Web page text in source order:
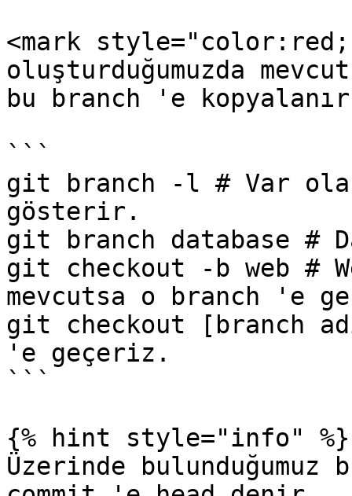
<mark
oluşturduğumuzda
bu branch 'e
```
git branch -l # Var
gösterir.
git branch database #
git checkout -b web #
mevcutsa o branch 'e
git checkout [branch
'e geçeriz.
```
{% hint style="info" %}
Üzerinde